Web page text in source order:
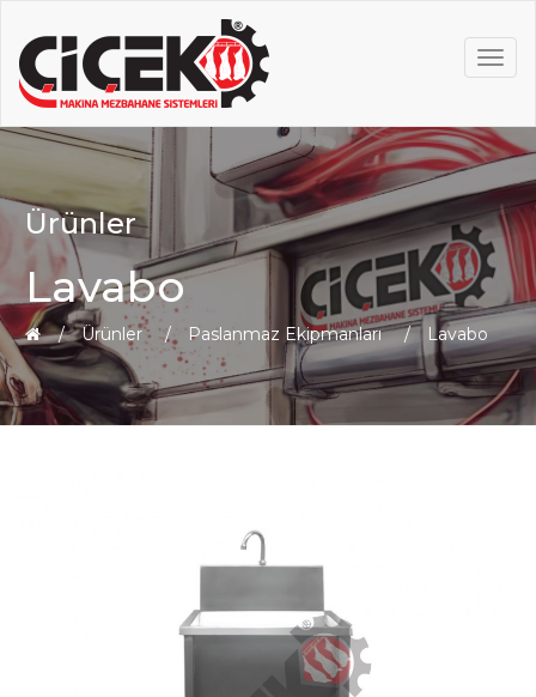
Ürünler
Lavabo
Ürünler Paslanmaz Ekipmanları Lavabo